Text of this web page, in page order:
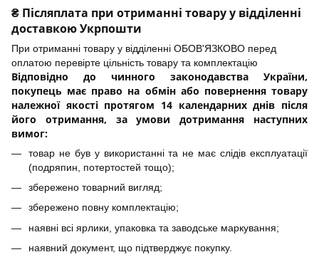
₴ Післяплата при отриманні товару у відділенні
доставкою Укрпошти
При отриманні товару у відділенні ОБОВ'ЯЗКОВО перед
оплатою перевірте цільність товару та комплектацію
Відповідно до чинного законодавства України,
покупець має право на обмін або повернення товару
належної якості протягом 14 календарних днів після
його отримання, за умови дотримання наступних
вимог:
товар не був у використанні та не має слідів експлуатації
(подряпин, потертостей тощо);
збережено товарний вигляд;
збережено повну комплектацію;
наявні всі ярлики, упаковка та заводське маркування;
наявний документ, що підтверджує покупку.